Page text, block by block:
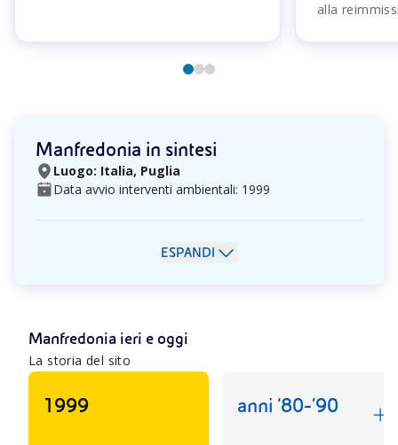
alla
Manfredonia in sintesi
Luogo: Italia, Puglia
Data avvio interventi ambientali: 1999
ESPANDI
Manfredonia ieri e oggi
La storia del sito
1999 anni ’80-‘90